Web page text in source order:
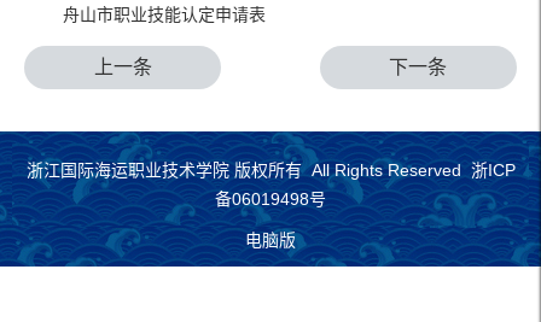
舟山市职业技能认定申请表
下一条
上一条
浙江国际海运职业技术学院 版权所有 All Rights Reserved 浙ICP
备06019498号
电脑版